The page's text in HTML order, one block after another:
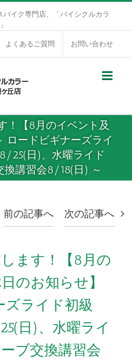
イク専門店、「バイシクルカラ
よくあるご質問 お問い合わせ
！【8月のイベント及
ロードビギナーズライ
25(日)、水曜ライド
講習会8/18(日) ～
前の記事へ 次の記事へ
ます！【8月の
のお知らせ】
ズライド初級
日)、水曜ライ
ブ交換講習会